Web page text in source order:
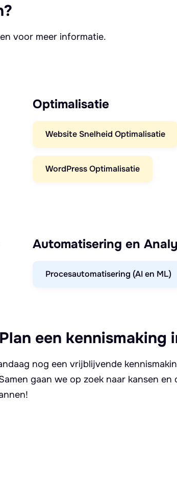
voor meer informatie.
Optimalisatie
Website Snelheid Optimalisatie
WordPress Optimalisatie
Automatisering en
Procesautomatisering (AI en ML)
een kennismaking
nog een vrijblijvende
gaan we op zoek naar kansen en